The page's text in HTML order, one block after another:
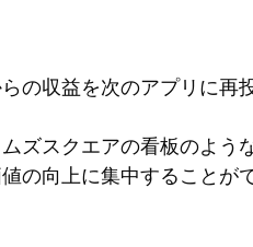
収益を次のアプリに再
ズスクエアの看板のよう
の向上に集中することが